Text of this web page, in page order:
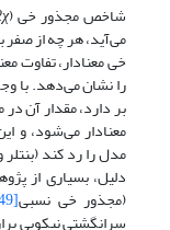
شاخص مجذور خی (χ
می‌آید، هر چه از
خی معنادار، تفاوت
را نشان می‌دهد. با
بر دارد، مقدار آن
معنادار می‌شود، و
مدل را رد کند
دلیل، بسیاری از
(مجذور خی نسبی[49]
سرانگشتی نیکویی